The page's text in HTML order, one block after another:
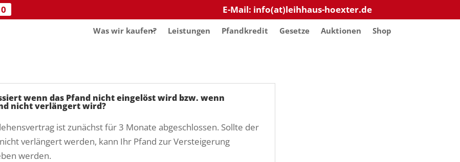
E-Mail: info(at)leihhaus-hoexter.de
Was wir kaufen? Leistungen Pfandkredit Gesetze Auktionen Shop
wenn das Pfand nicht eingelöst wird bzw. wenn
nicht verlängert wird?
ist zunächst für 3 Monate abgeschlossen. Sollte der
verlängert werden, kann Ihr Pfand zur Versteigerung
werden.